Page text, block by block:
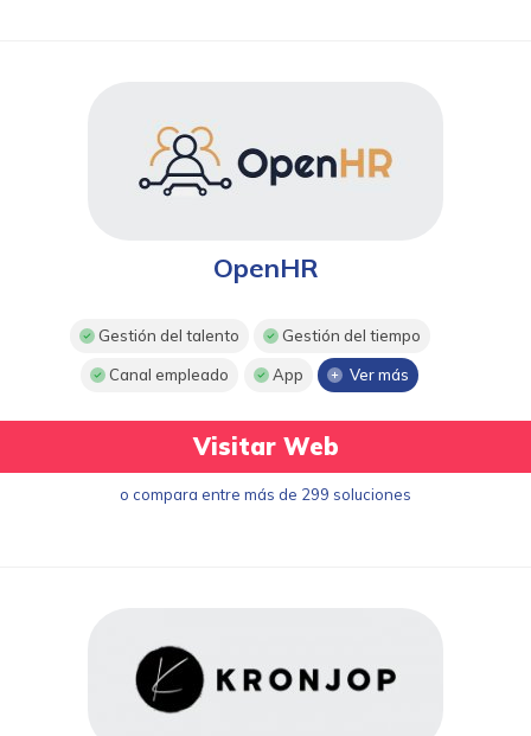
OpenHR
Gestión del talento Gestión del tiempo
Canal empleado App Ver más
Visitar Web
o compara entre más de 299 soluciones